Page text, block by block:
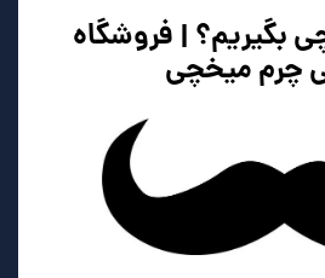
بگیریم؟ | فروشگاه
چرم میخچی